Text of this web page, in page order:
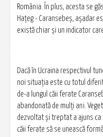
România. În plus, acesta se
Haţeg - Caransebeş, aşadar
există chiar şi un indicator
Dacă în Ucraina respectivul
noi situaţia este cu totul
de-a lungul căii ferate
abandonată de mulţi ani.
dezvoltat şi treptat a ajuns ca
căii ferate să se unească